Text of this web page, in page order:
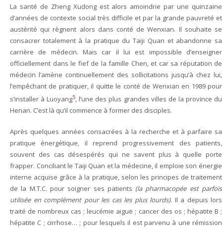
La santé de Zheng Xudong est alors amoindrie par une quinzaine
d’années de contexte social très difficile et par la grande pauvreté et
austérité qui règnent alors dans conté de Wenxian. Il souhaite se
consacrer totalement à la pratique du Taiji Quan et abandonne sa
carrière de médecin. Mais car il lui est impossible d’enseigner
officiellement dans le fief de la famille Chen, et car sa réputation de
médecin l’amène continuellement des sollicitations jusqu’à chez lui,
l’empêchant de pratiquer, il quitte le conté de Wenxian en 1989 pour
s’installer à Luoyang5, l’une des plus grandes villes de la province du
Henan. C’est là qu’il commence à former des disciples.
Après quelques années consacrées à la recherche et à parfaire sa
pratique énergétique, il reprend progressivement des patients,
souvent des cas désespérés qui ne savent plus à quelle porte
frapper. Conciliant le Taiji Quan et la médecine, il emploie son énergie
interne acquise grâce à la pratique, selon les principes de traitement
de la M.T.C. pour soigner ses patients (la pharmacopée est parfois
utilisée en complément pour les cas les plus lourds). Il a depuis lors
traité de nombreux cas ; leucémie aiguë ; cancer des os ; hépatite B ;
hépatite C ; cirrhose… ; pour lesquels il est parvenu à une rémission